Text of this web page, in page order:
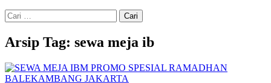
Cari
untuk:
Arsip Tag: sewa meja ib